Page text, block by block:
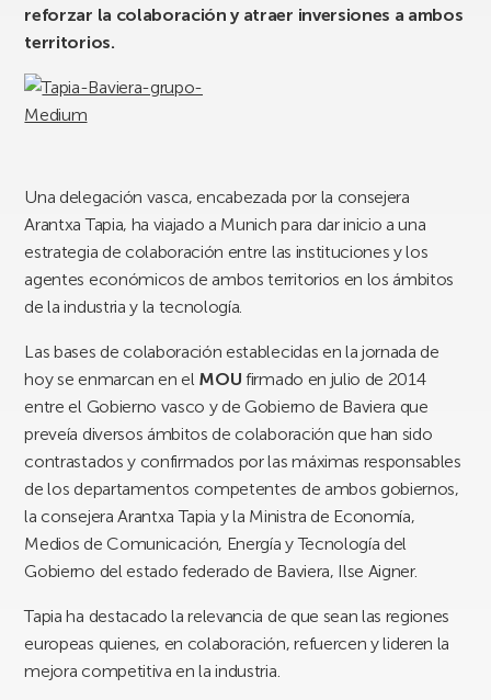
reforzar la colaboración y atraer inversiones a ambos
territorios.
Una delegación vasca, encabezada por la consejera
Arantxa Tapia, ha viajado a Munich para dar inicio a una
estrategia de colaboración entre las instituciones y los
agentes económicos de ambos territorios en los ámbitos
de la industria y la tecnología.
Las bases de colaboración establecidas en la jornada de
hoy se enmarcan en el MOU firmado en julio de 2014
entre el Gobierno vasco y de Gobierno de Baviera que
preveía diversos ámbitos de colaboración que han sido
contrastados y confirmados por las máximas responsables
de los departamentos competentes de ambos gobiernos,
la consejera Arantxa Tapia y la Ministra de Economía,
Medios de Comunicación, Energía y Tecnología del
Gobierno del estado federado de Baviera, Ilse Aigner.
Tapia ha destacado la relevancia de que sean las regiones
europeas quienes, en colaboración, refuercen y lideren la
mejora competitiva en la industria.